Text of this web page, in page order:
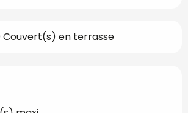
Couvert(s) en terrasse